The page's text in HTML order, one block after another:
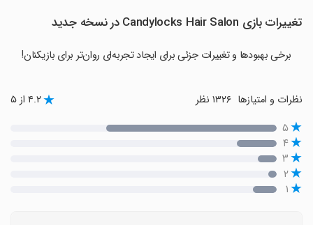
تغییرات بازی Candylocks Hair Salon در نسخه جدید
برخی بهبودها و تغییرات جزئی برای ایجاد تجربه‌ای روان‌تر برای بازیکنان!
نظرات و امتیازها ۴.۲ از ۵
۵
۴
۳
۲
۱